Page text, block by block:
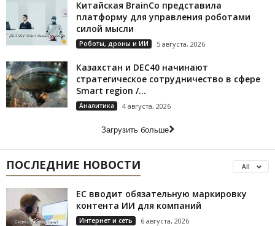
Китайская BrainCo представила
платформу для управления роботами
силой мысли
Роботы, дроны и ИИ 5 августа, 2026
Казахстан и DEC40 начинают
стратегическое сотрудничество в сфере
Smart region /...
Аналитика 4 августа, 2026
Загрузить больше
ПОСЛЕДНИЕ НОВОСТИ All
ЕС вводит обязательную маркировку
контента ИИ для компаний
Интернет и сеть 6 августа, 2026